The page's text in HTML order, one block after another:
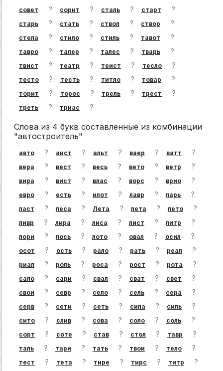
совет ? сорит ? сталь ? старт ?
старь ? стать ? ствол ? створ ?
стела ? стило ? стиль ? тавот ?
тавро ? талер ? талес ? тварь ?
твист ? театр ? теист ? тесло ?
тесто ? тесть ? титло ? товар ?
торит ? торос ? трель ? трест ?
треть ? триас ?
Слова из 4 букв составленные из комбинации
"автостроитель"
авто ? аист ? альт ? ваер ? ватт ?
вера ? вест ? весь ? вето ? ветр ?
вира ? вист ? влас ? ворс ? врио ?
евро ? есть ? илот ? лавр ? ларь ?
ласт ? леса ? Лета ? лета ? лето ?
ливр ? лира ? лиса ? лист ? литр ?
лори ? лось ? лото ? овал ? осил ?
осот ? ость ? рало ? рать ? реал ?
риал ? роль ? роса ? рост ? рота ?
сало ? сари ? свал ? сват ? свет ?
свои ? севр ? село ? сель ? сера ?
серв ? сети ? сеть ? сила ? силь ?
сито ? слив ? сова ? соло ? соль ?
сорт ? соте ? став ? стол ? тавр ?
таль ? тари ? тать ? твои ? тело ?
тест ? тета ? тире ? тирс ? титр ?